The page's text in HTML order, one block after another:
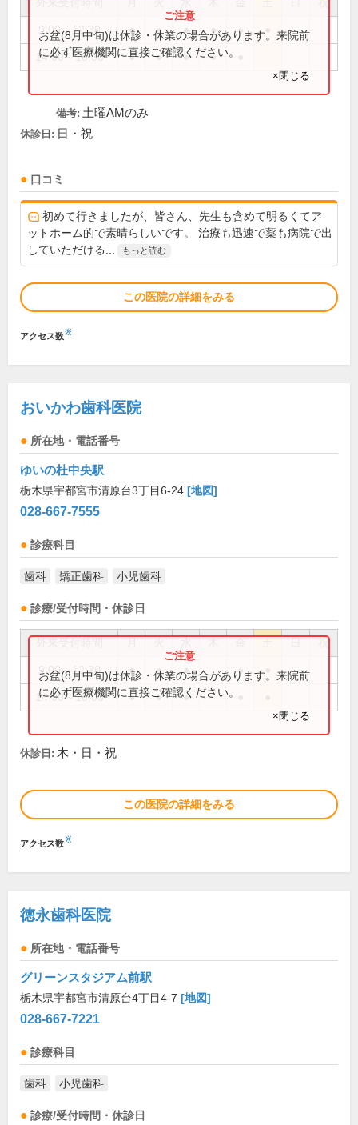
9:00～12:30 ● ● ● ● ●
14:00～18:30 ● ● ● ●
お盆(8月中旬)は休診・休業の場合があります。来院前
に必ず医療機関に直接ご確認ください。
×閉じる
備考: 土曜AMのみ
休診日: 日・祝
口コミ
初めて行きましたが、皆さん、先生も含めて明るくてア
ットホーム的で素晴らしいです。 治療も迅速で薬も病院で出
していただける...
もっと読む
この医院の詳細をみる
アクセス数※
おいかわ歯科医院
所在地・電話番号
ゆいの杜中央駅
栃木県宇都宮市清原台3丁目6-24 [地図]
028-667-7555
診療科目
歯科 矯正歯科 小児歯科
診療/受付時間・休診日
祝
9:00～12:30 ● ● ● ●
14:00～18:00 ● ● ●
お盆(8月中旬)は休診・休業の場合があります。来院前
に必ず医療機関に直接ご確認ください。
×閉じる
休診日: 木・日・祝
この医院の詳細をみる
アクセス数※
徳永歯科医院
所在地・電話番号
グリーンスタジアム前駅
栃木県宇都宮市清原台4丁目4-7 [地図]
028-667-7221
診療科目
歯科 小児歯科
診療/受付時間・休診日